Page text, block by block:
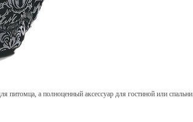
питомца, а полноценный аксессуар для гостиной или спальни.